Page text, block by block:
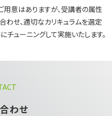
用意はありますが、受講者の属性
わせ、適切なカリキュラムを選定
チューニングして実施いたします。
わせ